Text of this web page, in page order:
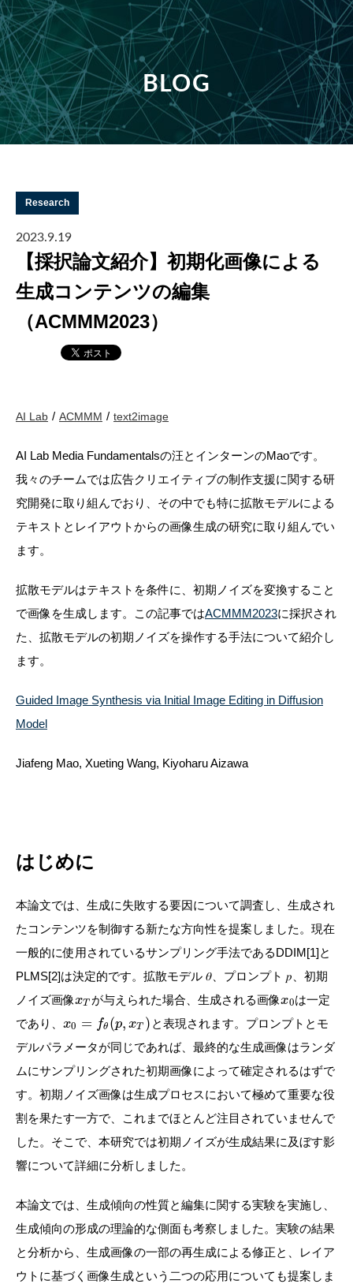
BLOG
Research
2023.9.19
【採択論文紹介】初期化画像による
生成コンテンツの編集
（ACMMM2023）
AI Lab ACMMM text2image
AI Lab Media Fundamentalsの汪とインターンのMaoです。
我々のチームでは広告クリエイティブの制作支援に関する研
究開発に取り組んでおり、その中でも特に拡散モデルによる
テキストとレイアウトからの画像生成の研究に取り組んでい
ます。
拡散モデルはテキストを条件に、初期ノイズを変換すること
で画像を生成します。この記事ではACMMM2023に採択され
た、拡散モデルの初期ノイズを操作する手法について紹介し
ます。
Guided Image Synthesis via Initial Image Editing in Diffusion
Model
Jiafeng Mao, Xueting Wang, Kiyoharu Aizawa
はじめに
本論文では、生成に失敗する要因について調査し、生成され
たコンテンツを制御する新たな方向性を提案しました。現在
一般的に使用されているサンプリング手法であるDDIM[1]と
PLMS[2]は決定的です。拡散モデル 𝜃、プロンプト 𝑝、初期
ノイズ画像xT が与えられた場合、生成される画像x0は一定
であり、 x0 = fθ (p, xT ) と表現されます。プロンプトとモ
デルパラメータが同じであれば、最終的な生成画像はランダ
ムにサンプリングされた初期画像によって確定されるはずで
す。初期ノイズ画像は生成プロセスにおいて極めて重要な役
割を果たす一方で、これまでほとんど注目されていませんで
した。そこで、本研究では初期ノイズが生成結果に及ぼす影
響について詳細に分析しました。
本論文では、生成傾向の性質と編集に関する実験を実施し、
生成傾向の形成の理論的な側面も考察しました。実験の結果
と分析から、生成画像の一部の再生成による修正と、レイア
ウトに基づく画像生成という二つの応用についても提案しま